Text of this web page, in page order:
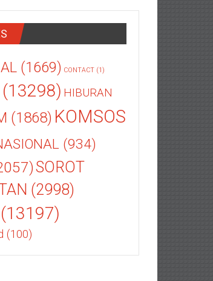
(1669) CONTACT (1)
(13298) HIBURAN
(1868) KOMSOS
(934)
SOROT
(2998)
(13197)
(100)